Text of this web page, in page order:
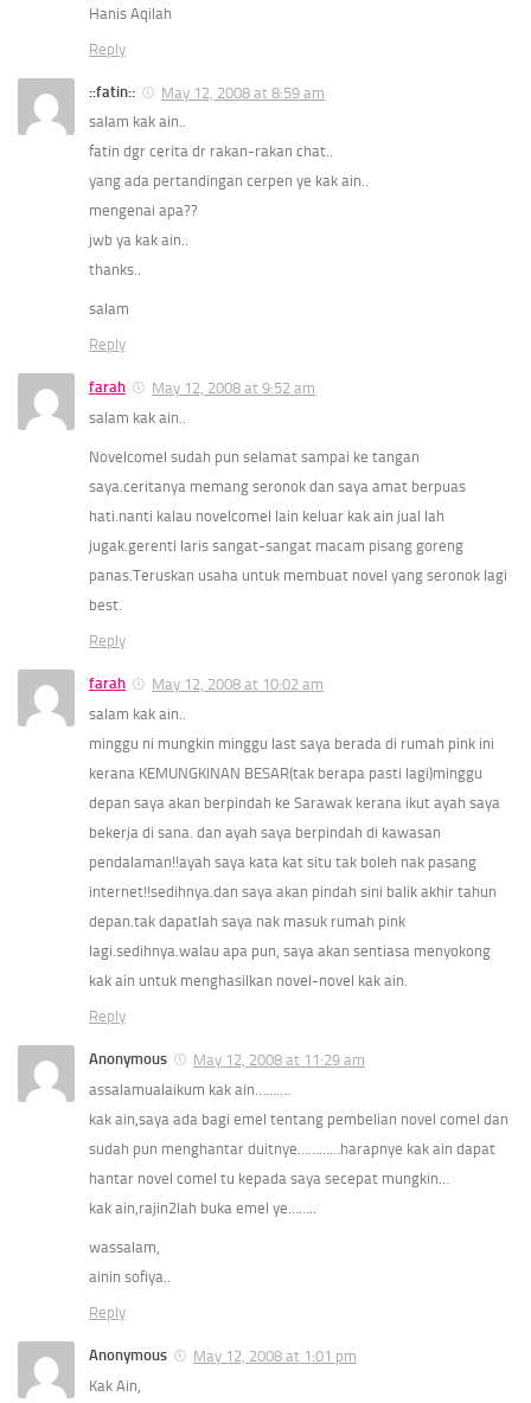
Hanis Aqilah
Reply
::fatin::
May 12, 2008 at 8:59 am
salam kak ain..
fatin dgr cerita dr rakan-rakan chat..
yang ada pertandingan cerpen ye kak ain..
mengenai apa??
jwb ya kak ain..
thanks..
salam
Reply
farah
May 12, 2008 at 9:52 am
salam kak ain..
Novelcomel sudah pun selamat sampai ke tangan
saya.ceritanya memang seronok dan saya amat berpuas
hati.nanti kalau novelcomel lain keluar kak ain jual lah
jugak.gerenti laris sangat-sangat macam pisang goreng
panas.Teruskan usaha untuk membuat novel yang seronok lagi
best.
Reply
farah
May 12, 2008 at 10:02 am
salam kak ain..
minggu ni mungkin minggu last saya berada di rumah pink ini
kerana KEMUNGKINAN BESAR(tak berapa pasti lagi)minggu
depan saya akan berpindah ke Sarawak kerana ikut ayah saya
bekerja di sana. dan ayah saya berpindah di kawasan
pendalaman!!ayah saya kata kat situ tak boleh nak pasang
internet!!sedihnya.dan saya akan pindah sini balik akhir tahun
depan.tak dapatlah saya nak masuk rumah pink
lagi.sedihnya.walau apa pun, saya akan sentiasa menyokong
kak ain untuk menghasilkan novel-novel kak ain.
Reply
Anonymous
May 12, 2008 at 11:29 am
assalamualaikum kak ain……….
kak ain,saya ada bagi emel tentang pembelian novel comel dan
sudah pun menghantar duitnye…………harapnye kak ain dapat
hantar novel comel tu kepada saya secepat mungkin…
kak ain,rajin2lah buka emel ye……..
wassalam,
ainin sofiya..
Reply
Anonymous
May 12, 2008 at 1:01 pm
Kak Ain,